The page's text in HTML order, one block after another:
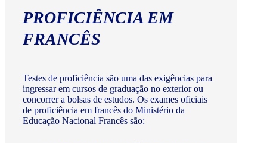
PROFICIÊNCIA EM
FRANCÊS
Testes de proficiência são uma das exigências para
ingressar em cursos de graduação no exterior ou
concorrer a bolsas de estudos. Os exames oficiais
de proficiência em francês do Ministério da
Educação Nacional Francês são: